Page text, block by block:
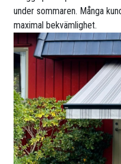
under sommaren. Många
maximal bekvämlighet.